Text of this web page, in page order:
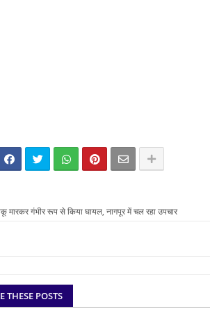
मारकर गंभीर रूप से किया घायल, नागपूर में चल रहा उपचार
THESE POSTS